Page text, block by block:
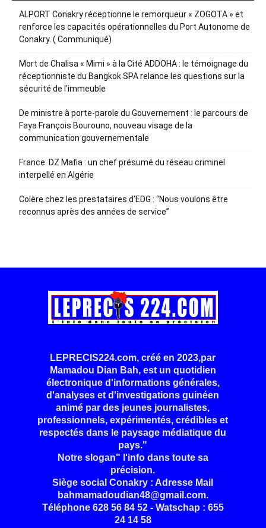
ALPORT Conakry réceptionne le remorqueur « ZOGOTA » et
renforce les capacités opérationnelles du Port Autonome de
Conakry. ( Communiqué)
Mort de Chalisa « Mimi » à la Cité ADDOHA : le témoignage du
réceptionniste du Bangkok SPA relance les questions sur la
sécurité de l’immeuble
De ministre à porte-parole du Gouvernement : le parcours de
Faya François Bourouno, nouveau visage de la
communication gouvernementale
France. DZ Mafia : un chef présumé du réseau criminel
interpellé en Algérie
Colère chez les prestataires d’EDG : “Nous voulons être
reconnus après des années de service”
LEPRECIS224.com, créé en 2023,par
Mamadou Dian Bah, est un quotidien
électronique d'informations générales,
d'analyses et d'investigations guinéen
animé par des jeunes journalistes,
professionnels, expérimentés, crédibles et
respectés dans le paysage médiatique du
pays."
Notre slogan" l'info dans toute sa
précision.
Siège social Conakry : Adresse Mail
bahmamadoudian48@gmail.com.
Téléphone 628 56 84 52 - Watschap : 655
24 14 58